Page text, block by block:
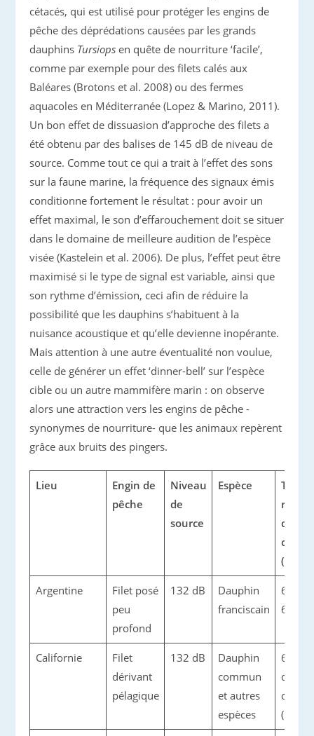
cétacés, qui est utilisé pour protéger les engins de
pêche des déprédations causées par les grands
dauphins Tursiops en quête de nourriture ‘facile’,
comme par exemple pour des filets calés aux
Baléares (Brotons et al. 2008) ou des fermes
aquacoles en Méditerranée (Lopez & Marino, 2011).
Un bon effet de dissuasion d’approche des filets a
été obtenu par des balises de 145 dB de niveau de
source. Comme tout ce qui a trait à l’effet des sons
sur la faune marine, la fréquence des signaux émis
conditionne fortement le résultat : pour avoir un
effet maximal, le son d’effarouchement doit se situer
dans le domaine de meilleure audition de l’espèce
visée (Kastelein et al. 2006). De plus, l’effet peut être
maximisé si le type de signal est variable, ainsi que
son rythme d’émission, ceci afin de réduire la
possibilité que les dauphins s’habituent à la
nuisance acoustique et qu’elle devienne inopérante.
Mais attention à une autre éventualité non voulue,
celle de générer un effet ‘dinner-bell’ sur l’espèce
cible ou un autre mammifère marin : on observe
alors une attraction vers les engins de pêche -
synonymes de nourriture- que les animaux repèrent
grâce aux bruits des pingers.
Lieu
Engin de
pêche
Niveau
de
source
Espèce
Taux
des
(N
Argentine
Filet posé
peu
profond
132 dB
Dauphin
franciscain
6 (n =
604)
Californie
Filet
dérivant
pélagique
132 dB
Dauphin
commun
et autres
espèces
6,7 sur
(n =